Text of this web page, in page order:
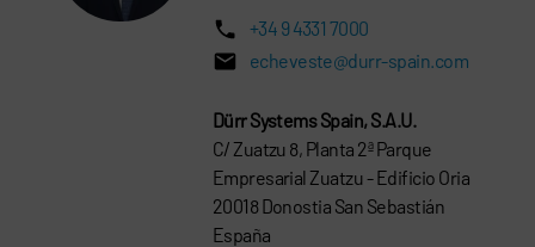
+34 9 4331 7000
echeveste@durr-spain.com
Dürr Systems Spain, S.A.U.
C/ Zuatzu 8, Planta 2ª Parque
Empresarial Zuatzu - Edificio Oria
20018 Donostia San Sebastián
España